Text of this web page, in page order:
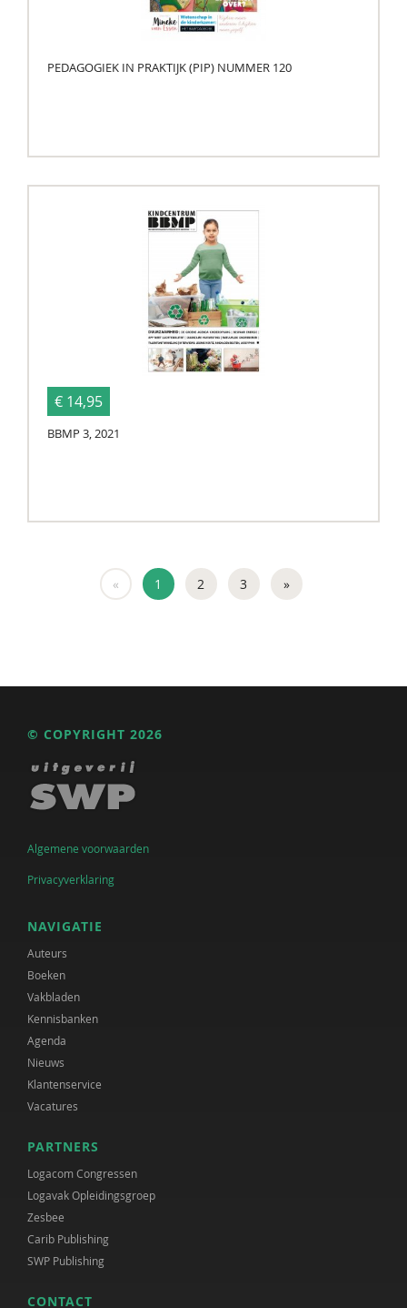
PEDAGOGIEK IN PRAKTIJK (PIP) NUMMER 120
€ 14,95
BBMP 3, 2021
« 1 2 3 »
© COPYRIGHT 2026
Algemene voorwaarden
Privacyverklaring
NAVIGATIE
Auteurs
Boeken
Vakbladen
Kennisbanken
Agenda
Nieuws
Klantenservice
Vacatures
PARTNERS
Logacom Congressen
Logavak Opleidingsgroep
Zesbee
Carib Publishing
SWP Publishing
CONTACT